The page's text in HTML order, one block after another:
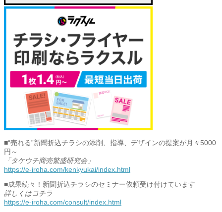
■“売れる”新聞折込チラシの添削、指導、デザインの提案が月々5000
円～
「タケウチ商売繁盛研究会」
https://e-iroha.com/kenkyukai/index.html
■成果続々！新聞折込チラシのセミナー依頼受け付けています
詳しくはコチラ
https://e-iroha.com/consult/index.html